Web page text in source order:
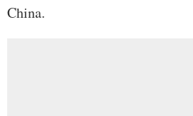
China.